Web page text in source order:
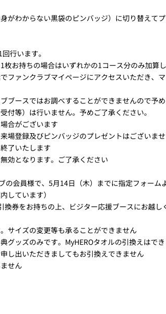
わからない黒袋のピンバッジ）に切り替えて
行います。
お持ちの場合はいずれかの1コース分のみ加算
ファンクラブマイページにアクセスいただき、
ブースではお調べすることができませんので予
等）は行いません。予めご了承ください。
合がございます
場登録及びピンバッジのプレゼントはございま
了いたします
効となります。ご了承ください
の会員様で、5月14日（木）までに指定フォー
しています）
券をお持ちの上、ビジター応援ブースにお越し
サイズの変更等も承ることができません
ッズのみです。MyHEROタオルの引換えはで
し出いただきましてもお引換えできません
せん